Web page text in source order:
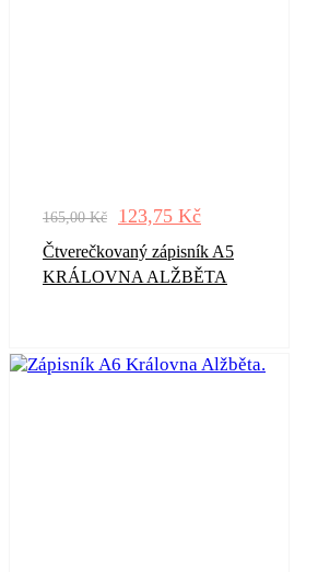
165,00Kč 123,75 Kč
Čtverečkovaný zápisník A5
KRÁLOVNA ALŽBĚTA